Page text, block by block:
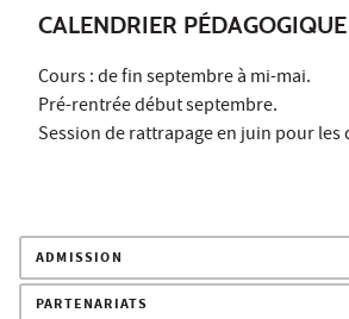
CALENDRIER PÉDAGOGIQUE
Cours : de fin septembre à mi-mai.
Pré-rentrée début septembre.
Session de rattrapage en juin pour les
ADMISSION
PARTENARIATS